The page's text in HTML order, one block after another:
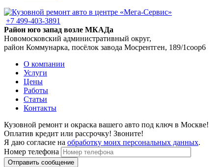
+7 499-403-3891
Район юго запад возле МКАДа
Новомосковский административный округ,
район Коммунарка, посёлок завода Мосрентген, 189/1соор6
О компании
Услуги
Цены
Работы
Статьи
Контакты
Кузовной ремонт и окраска вашего авто под ключ в Москве!
Оплатив кредит или рассрочку! Звоните!
Я даю согласие на обработку моих персональных данных.
Номер телефона